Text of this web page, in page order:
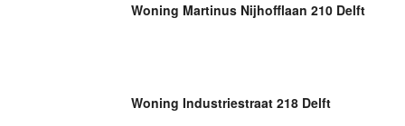
Woning Martinus Nijhofflaan 210 Delft
Woning Industriestraat 218 Delft